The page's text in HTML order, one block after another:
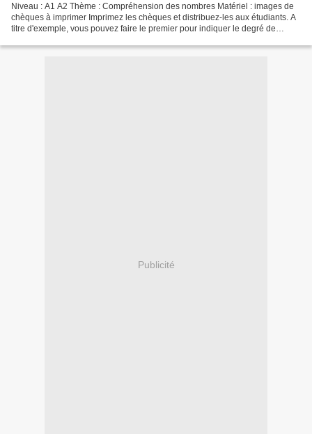
Niveau : A1 A2 Thème : Compréhension des nombres Matériel : images de
chèques à imprimer Imprimez les chèques et distribuez-les aux étudiants. A
titre d'exemple, vous pouvez faire le premier pour indiquer le degré de
Publicité